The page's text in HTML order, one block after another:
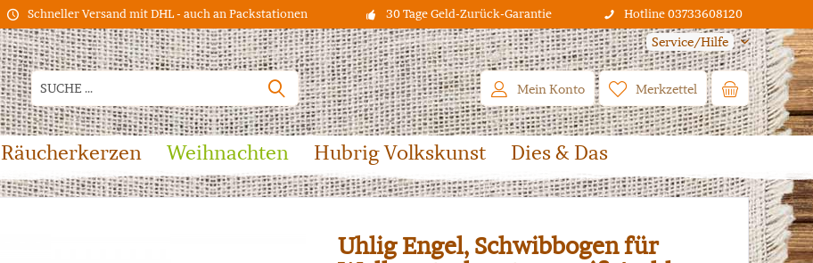
Schneller Versand mit DHL - auch an Packstationen 30 Tage Geld-Zurück-Garantie Hotline 03733608120
Service/Hilfe
Merkzettel
Mein Konto
Räucherkerzen Weihnachten Hubrig Volkskunst Dies & Das
Uhlig Engel, Schwibbogen für